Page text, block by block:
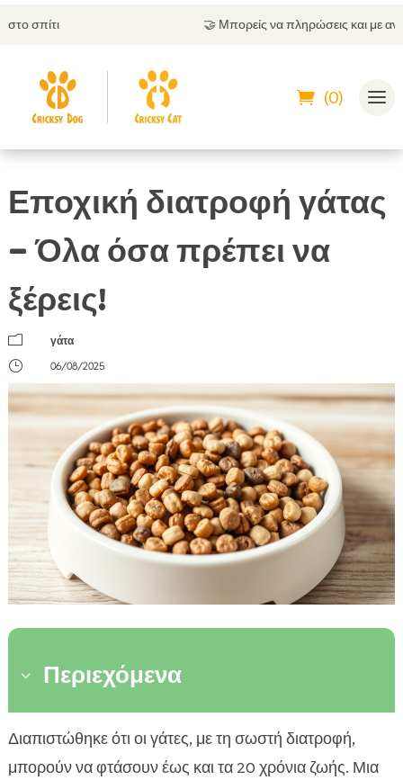
Μπορείς να πληρώσεις και με αντικαταβολή
(0)
Εποχική διατροφή γάτας
– Όλα όσα πρέπει να
ξέρεις!
m
γάτα
}
06/08/2025
3 Περιεχόμενα
 Τι είναι η εποχική διατροφή γάτας
 Φθινοπωρινή διατροφή για γάτες
Διαπιστώθηκε ότι οι γάτες, με τη σωστή διατροφή,
μπορούν να φτάσουν έως και τα 20 χρόνια ζωής. Μια